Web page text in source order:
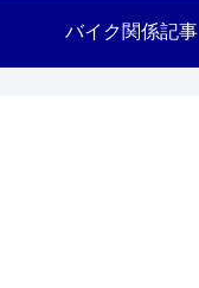
バイク関係記事